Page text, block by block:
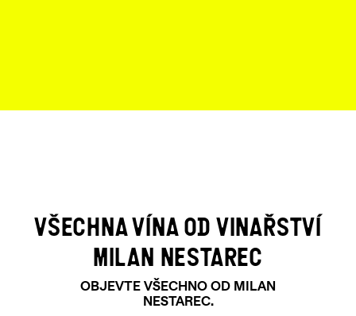
VŠECHNA VÍNA OD VINAŘSTVÍ
MILAN NESTAREC
OBJEVTE VŠECHNO OD MILAN
NESTAREC.